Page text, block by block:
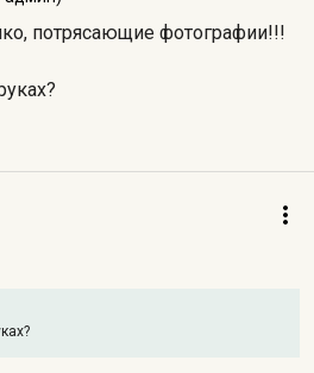
потрясающие фотографии!!!